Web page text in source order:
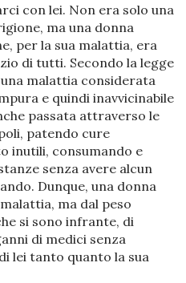
con lei. Non era solo una
ma una donna
per la sua malattia, era
di tutti. Secondo la legge
malattia considerata
e quindi inavvicinabile
passata attraverso le
patendo cure
inutili, consumando e
senza avere alcun
Dunque, una donna
ma dal peso
si sono infrante, di
di medici senza
lei tanto quanto la sua